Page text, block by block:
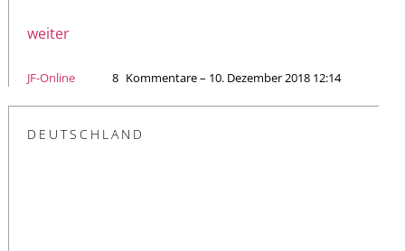
weiter
JF-Online 8 Kommentare – 10. Dezember 2018 12:14
DEUTSCHLAND